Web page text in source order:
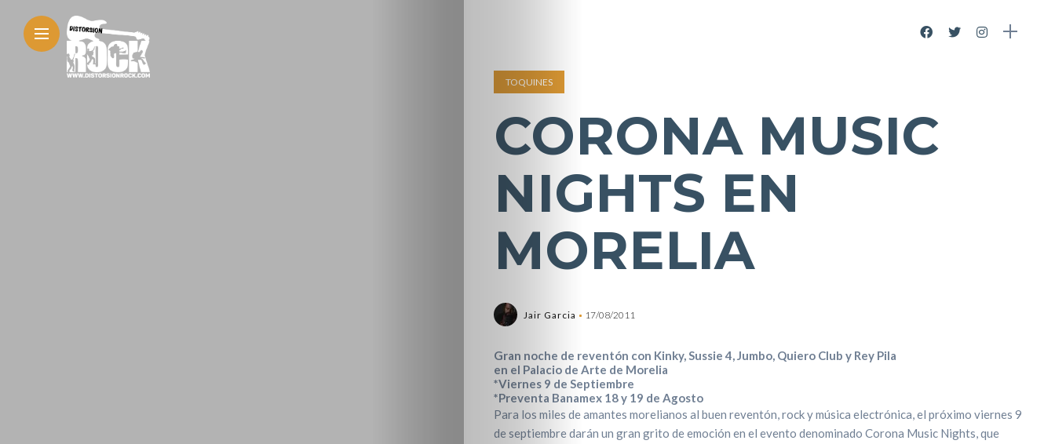
TOQUINES
CORONA MUSIC
NIGHTS EN
MORELIA
Jair Garcia 17/08/2011
Gran noche de reventón con Kinky, Sussie 4, Jumbo, Quiero Club y Rey Pila
en el Palacio de Arte de Morelia
*Viernes 9 de Septiembre
*Preventa Banamex 18 y 19 de Agosto
Para los miles de amantes morelianos al buen reventón, rock y música electrónica, el próximo viernes 9
de septiembre darán un gran grito de emoción en el evento denominado Corona Music Nights, que